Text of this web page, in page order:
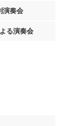
演奏会
る演奏会